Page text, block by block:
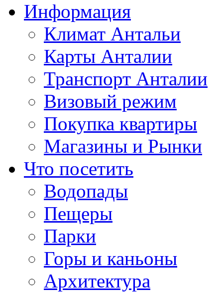
Информация
Климат Антальи
Карты Анталии
Транспорт Анталии
Визовый режим
Покупка квартиры
Магазины и Рынки
Что посетить
Водопады
Пещеры
Парки
Горы и каньоны
Архитектура